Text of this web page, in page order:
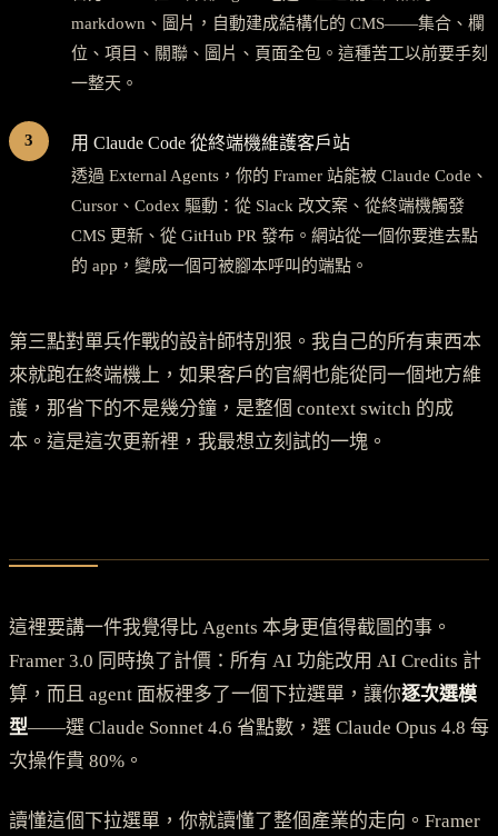
markdown、圖片，自動建成結構化的 CMS——集合、欄
位、項目、關聯、圖片、頁面全包。這種苦工以前要手刻
一整天。
3 用 Claude Code 從終端機維護客戶站
透過 External Agents，你的 Framer 站能被 Claude Code、
Cursor、Codex 驅動：從 Slack 改文案、從終端機觸發
CMS 更新、從 GitHub PR 發布。網站從一個你要進去點
的 app，變成一個可被腳本呼叫的端點。
第三點對單兵作戰的設計師特別狠。我自己的所有東西本
來就跑在終端機上，如果客戶的官網也能從同一個地方維
護，那省下的不是幾分鐘，是整個 context switch 的成
本。這是這次更新裡，我最想立刻試的一塊。
這裡要講一件我覺得比 Agents 本身更值得截圖的事。
Framer 3.0 同時換了計價：所有 AI 功能改用 AI Credits 計
算，而且 agent 面板裡多了一個下拉選單，讓你逐次選模
型——選 Claude Sonnet 4.6 省點數，選 Claude Opus 4.8 每
次操作貴 80%。
讀懂這個下拉選單，你就讀懂了整個產業的走向。Framer